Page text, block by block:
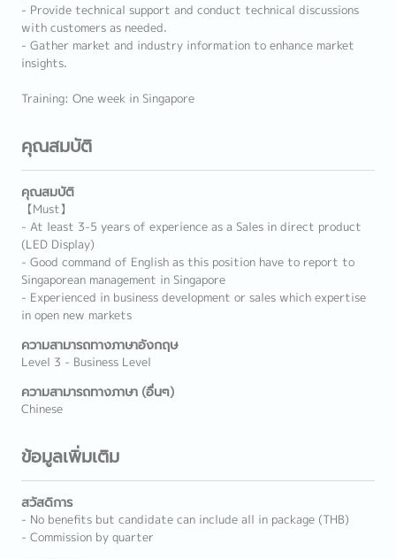
- Provide technical support and conduct technical discussions
with customers as needed.
- Gather market and industry information to enhance market
insights.
Training: One week in Singapore
คุณสมบัติ
คุณสมบัติ
【Must】
- At least 3-5 years of experience as a Sales in direct product
(LED Display)
- Good command of English as this position have to report to
Singaporean management in Singapore
- Experienced in business development or sales which expertise
in open new markets
ความสามารถทางภาษาอังกฤษ
Level 3 - Business Level
ความสามารถทางภาษา (อื่นๆ)
Chinese
ข้อมูลเพิ่มเติม
สวัสดิการ
- No benefits but candidate can include all in package (THB)
- Commission by quarter